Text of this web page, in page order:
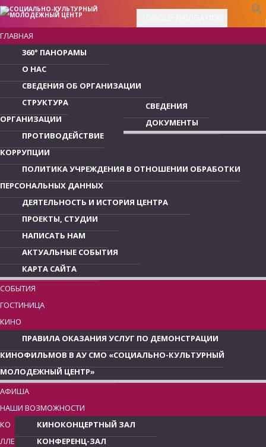
ГЛАВНАЯ
360° ПАНОРАМЫ
О НАС
СВЕДЕНИЯ ОБ ОРГАНИЗАЦИИ
СВЕДЕНИЯ
ДОКУМЕНТЫ
СТРУКТУРА
ОРГАНИЗАЦИИ
ПРОТИВОДЕЙСТВИЕ
КОРРУПЦИИ
ПОЛИТИКА УЧРЕЖДЕНИЯ В ОТНОШЕНИИ ОБРАБОТКИ
ПЕРСОНАЛЬНЫХ ДАННЫХ
ДЕЯТЕЛЬНОСТЬ И ИСТОРИЯ ЦЕНТРА
ПРОЕКТЫ, СТУДИИ
НАПИСАТЬ НАМ
АКТУАЛЬНЫЕ СОБЫТИЯ
КАРТА САЙТА
СОБЫТИЯ
ГОСТИНИЦА
КИНО
ПРАВИЛА ОКАЗАНИЯ УСЛУГ ПО ДЕМОНСТРАЦИИ
КИНОФИЛЬМОВ В АУ СМО «СОЦИАЛЬНО-КУЛЬТУРНЫЙ
МОЛОДЕЖНЫЙ ЦЕНТР»
АФИША
НАШИ ВОЗМОЖНОСТИ
КИНОКОНЦЕРТНЫЙ ЗАЛ
КОНФЕРЕНЦ-ЗАЛ
КО
ЛЛЕ